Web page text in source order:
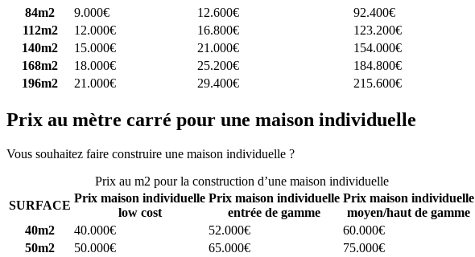
84m2
9.000€ 12.600€
92.400€
112m2
12.000€ 16.800€
123.200€
140m2
15.000€ 21.000€
154.000€
168m2
18.000€ 25.200€
184.800€
196m2
21.000€ 29.400€ 215.600€
Prix au mètre carré pour une maison individuelle
Vous souhaitez faire construire une maison individuelle ?
Prix au m2 pour la construction d’une maison individuelle
SURFACE
Prix maison individuelle
low cost
Prix maison individuelle
entrée de gamme
Prix maison individuelle
moyen/haut de gamme
40m2
40.000€ 52.000€
60.000€
50m2
50.000€ 65.000€
75.000€